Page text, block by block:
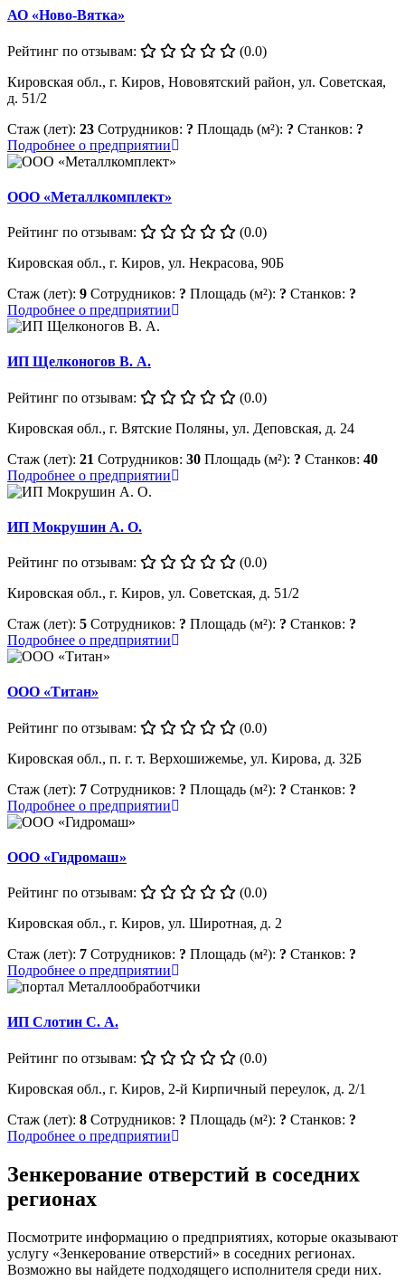
АО «Ново-Вятка»
Рейтинг по отзывам:
(0.0)
Кировская обл., г. Киров, Нововятский район, ул. Советская,
д. 51/2
Стаж (лет): 23 Сотрудников: ? Площадь (м²): ? Станков: ?
Подробнее о предприятии
ООО «Металлкомплект»
Рейтинг по отзывам:
(0.0)
Кировская обл., г. Киров, ул. Некрасова, 90Б
Стаж (лет): 9 Сотрудников: ? Площадь (м²): ? Станков: ?
Подробнее о предприятии
ИП Щелконогов В. А.
Рейтинг по отзывам:
(0.0)
Кировская обл., г. Вятские Поляны, ул. Деповская, д. 24
Стаж (лет): 21 Сотрудников: 30 Площадь (м²): ? Станков: 40
Подробнее о предприятии
ИП Мокрушин А. О.
Рейтинг по отзывам:
(0.0)
Кировская обл., г. Киров, ул. Советская, д. 51/2
Стаж (лет): 5 Сотрудников: ? Площадь (м²): ? Станков: ?
Подробнее о предприятии
ООО «Титан»
Рейтинг по отзывам:
(0.0)
Кировская обл., п. г. т. Верхошижемье, ул. Кирова, д. 32Б
Стаж (лет): 7 Сотрудников: ? Площадь (м²): ? Станков: ?
Подробнее о предприятии
ООО «Гидромаш»
Рейтинг по отзывам:
(0.0)
Кировская обл., г. Киров, ул. Широтная, д. 2
Стаж (лет): 7 Сотрудников: ? Площадь (м²): ? Станков: ?
Подробнее о предприятии
ИП Слотин С. А.
Рейтинг по отзывам:
(0.0)
Кировская обл., г. Киров, 2-й Кирпичный переулок, д. 2/1
Стаж (лет): 8 Сотрудников: ? Площадь (м²): ? Станков: ?
Подробнее о предприятии
Зенкерование отверстий в соседних
регионах
Посмотрите информацию о предприятиях, которые оказывают
услугу «Зенкерование отверстий» в соседних регионах.
Возможно вы найдете подходящего исполнителя среди них.